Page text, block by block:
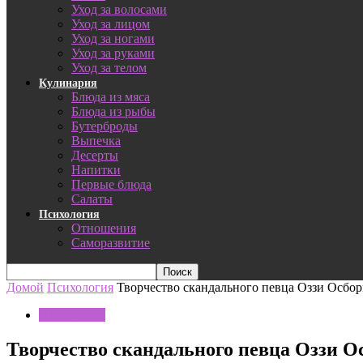
Уход за волосами
Уход за лицом
Уход за ногами
Уход за руками
Уход за телом
Кулинария
Блюда из мяса
Блюда из рыбы
Бутерброды
Выпечка
Десерты
Напитки
Первые блюда
Салаты
Психология
Отношения
Саморазвитие
Домой Психология Творчество скандального певца Оззи
Творчество скандального певца Оззи